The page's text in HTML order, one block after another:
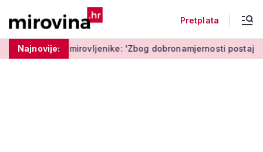
Pretplata
Najnovije:'Zbog dobronamjernosti postaju meta prijevare'